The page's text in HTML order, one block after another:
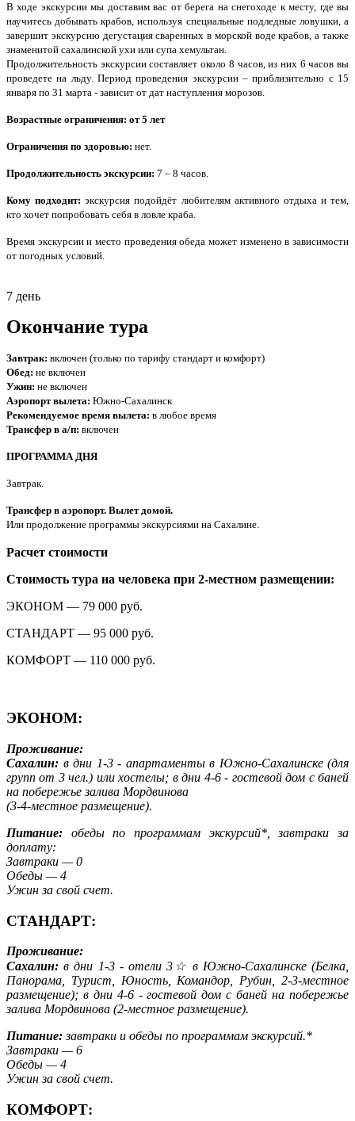
В ходе экскурсии мы доставим вас от берега на снегоходе к месту, где вы
научитесь добывать крабов, используя специальные подледные ловушки, а
завершит экскурсию дегустация сваренных в морской воде крабов, а также
знаменитой сахалинской ухи или супа хемультан.
Продолжительность экскурсии составляет около 8 часов, из них 6 часов вы
проведете на льду. Период проведения экскурсии – приблизительно с 15
января по 31 марта - зависит от дат наступления морозов.
Возрастные ограничения: от 5 лет
Ограничения по здоровью: нет.
Продолжительность экскурсии: 7 – 8 часов.
Кому подходит:экскурсия подойдёт любителям активного отдыха и тем,
кто хочет попробовать себя в ловле краба.
Время экскурсии и место проведения обеда может изменено в зависимости
от погодных условий.
7 день
Окончание тура
Завтрак: включен (только по тарифу стандарт и комфорт)
Обед: не включен
Ужин: не включен
Аэропорт вылета: Южно-Сахалинск
Рекомендуемое время вылета: в любое время
Трансфер в а/п: включен
ПРОГРАММА ДНЯ
Завтрак.
Трансфер в аэропорт. Вылет домой.
Или продолжение программы экскурсиями на Сахалине.
Расчет стоимости
Стоимость тура на человека при 2-местном размещении:
ЭКОНОМ — 79 000 руб.
СТАНДАРТ — 95 000 руб.
КОМФОРТ — 110 000 руб.
ЭКОНОМ:
Проживание:
Сахалин: в дни 1-3 - апартаменты в Южно-Сахалинске (для
групп от 3 чел.) или хостелы; в дни 4-6 - гостевой дом с баней
на побережье залива Мордвинова
(3-4-местное размещение).
Питание: обеды по программам экскурсий*, завтраки за
доплату:
Завтраки — 0
Обеды — 4
Ужин за свой счет.
СТАНДАРТ:
Проживание:
Сахалин: в дни 1-3 - отели 3☆ в Южно-Сахалинске (Белка,
Панорама, Турист, Юность, Командор, Рубин, 2-3-местное
размещение); в дни 4-6 - гостевой дом с баней на побережье
залива Мордвинова (2-местное размещение).
Питание:завтраки и обеды по программам экскурсий.*
Завтраки — 6
Обеды — 4
Ужин за свой счет.
КОМФОРТ: